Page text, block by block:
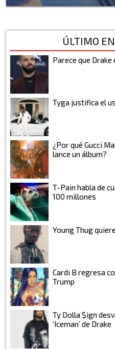
ÚLTIMO
Parece que
Tyga justifica el
¿Por qué Gucci
lance un álbum?
T-Pain habla de
100 millones
Young Thug
Cardi B regresa
Trump
Ty Dolla $ign
‘Iceman’ de Drake